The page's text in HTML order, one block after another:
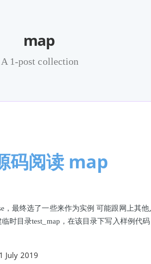
map
A 1-post collection
码阅读 map
，最终选了一些来作为实例 可能跟网上其
录test_map，在该目录下写入样例代码
July 2019